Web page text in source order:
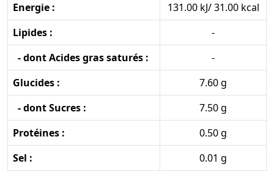
Energie :
131.00 kJ/ 31.00 kcal
Lipides :
-
- dont Acides gras saturés :
-
Glucides :
7.60 g
- dont Sucres :
7.50 g
Protéines :
0.50 g
Sel :
0.01 g